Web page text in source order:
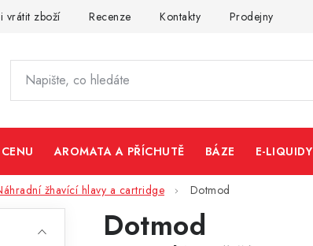
vrátit zboží Recenze Kontakty Prodejny
AROMATA A PŘÍCHUTĚ BÁZE E-LIQUIDY
žhavící hlavy a cartridge Dotmod
Dotmod